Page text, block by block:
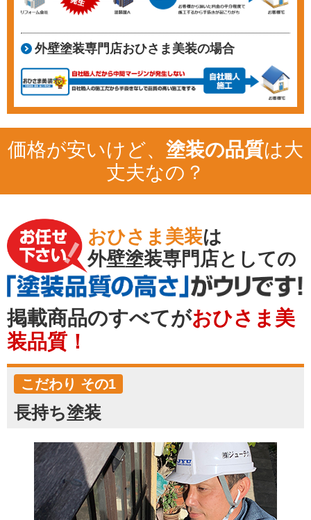
外壁塗装専門店おひさま美装の場合
価格が安いけど、 塗装の品質は大
丈夫なの？
おひさま美装は
外壁塗装専門店としての
掲載商品のすべてがおひさま美
装品質！
こだわり その1
長持ち塗装